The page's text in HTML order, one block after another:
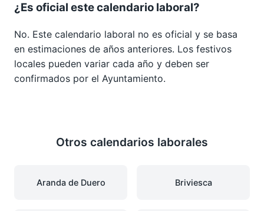
¿Es oficial este calendario laboral?
No. Este calendario laboral no es oficial y se basa
en estimaciones de años anteriores. Los festivos
locales pueden variar cada año y deben ser
confirmados por el Ayuntamiento.
Otros calendarios laborales
Aranda de Duero Briviesca